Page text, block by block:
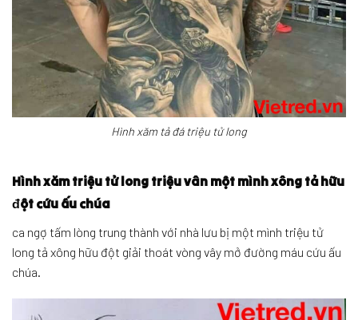
Hình xăm tả đá triệu tử long
Hình xăm triệu tử long triệu vân một mình xông tả hữu
đột cứu ấu chúa
ca ngợ tấm lòng trung thành với nhà lưu bị một mình triệu tử
long tả xông hữu đột giải thoát vòng vây mở đường máu cứu ấu
chúa.